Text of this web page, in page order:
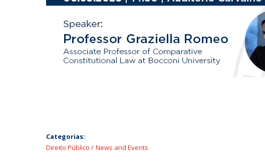
Categorias:
Direito Público
News and Events